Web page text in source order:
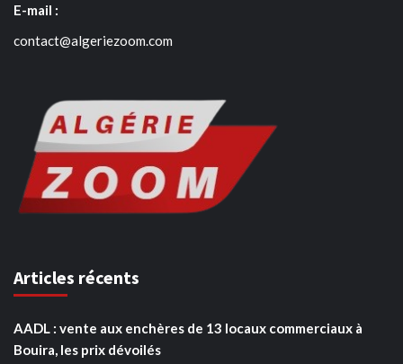
E-mail :
contact@algeriezoom.com
Articles récents
AADL : vente aux enchères de 13 locaux commerciaux à
Bouira, les prix dévoilés